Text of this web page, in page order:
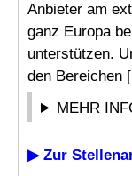
Anbieter am
ganz Europa
unterstützen.
den Bereichen
MEHR
▶ Zur